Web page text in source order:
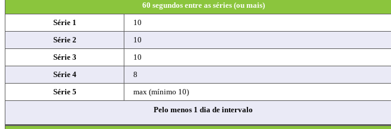
60 segundos entre as séries (ou mais)
Série 1 10
Série 2 10
Série 3 10
Série 4 8
Série 5 max (mínimo 10)
Pelo menos 1 dia de intervalo